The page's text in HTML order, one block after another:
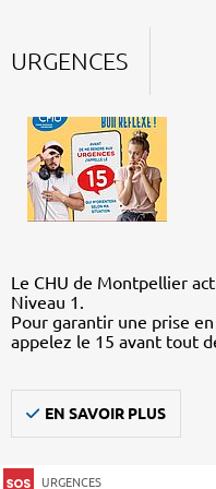
URGENCES
Le CHU de Montpellier
Niveau 1.
Pour garantir une prise
appelez le 15 avant tout
EN SAVOIR PLUS
URGENCES